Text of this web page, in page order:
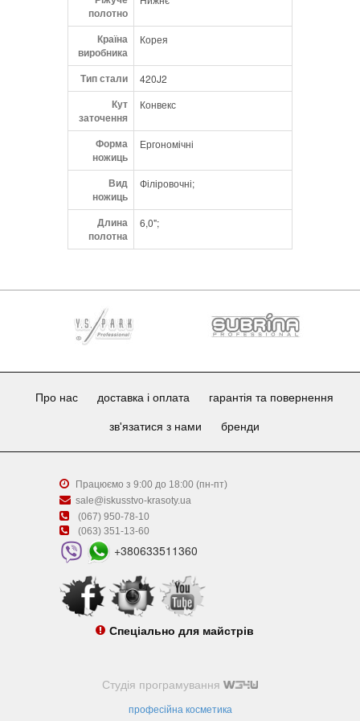
полотно
Країна
виробника
Корея
Тип стали 420J2
Кут
заточення
Конвекс
Форма
ножиць
Ергономічні
Вид
ножиць
Філіровочні;
Длина
полотна
6,0";
Про нас доставка і оплата гарантія та повернення
зв'язатися з нами бренди
Працюємо з 9:00 до 18:00 (пн-пт)
sale@iskusstvo-krasoty.ua
(067) 950-78-10
(063) 351-13-60
+380633511360
Спеціально для майстрів
Студія програмування
професійна косметика